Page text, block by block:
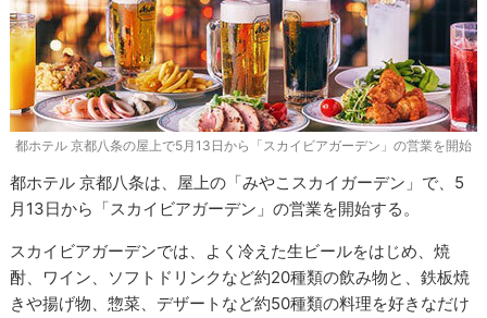
都ホテル 京都八条の屋上で5月13日から「スカイビアガーデン」の営業を開始
都ホテル 京都八条は、屋上の「みやこスカイガーデン」で、5
月13日から「スカイビアガーデン」の営業を開始する。
スカイビアガーデンでは、よく冷えた生ビールをはじめ、焼
酎、ワイン、ソフトドリンクなど約20種類の飲み物と、鉄板焼
きや揚げ物、惣菜、デザートなど約50種類の料理を好きなだけ